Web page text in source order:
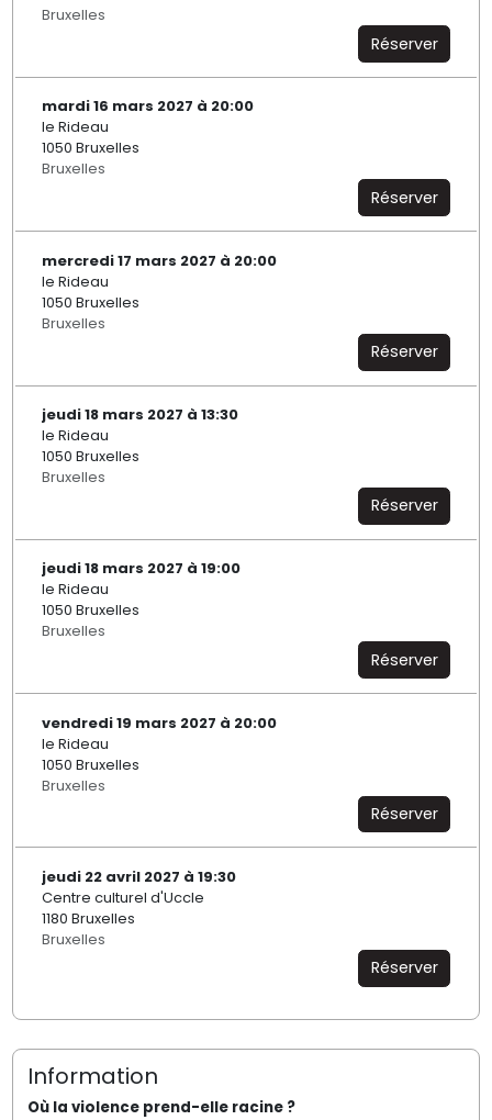
Bruxelles
Réserver
mardi 16 mars 2027 à 20:00
le Rideau
1050 Bruxelles
Bruxelles
Réserver
mercredi 17 mars 2027 à 20:00
le Rideau
1050 Bruxelles
Bruxelles
Réserver
jeudi 18 mars 2027 à 13:30
le Rideau
1050 Bruxelles
Bruxelles
Réserver
jeudi 18 mars 2027 à 19:00
le Rideau
1050 Bruxelles
Bruxelles
Réserver
vendredi 19 mars 2027 à 20:00
le Rideau
1050 Bruxelles
Bruxelles
Réserver
jeudi 22 avril 2027 à 19:30
Centre culturel d'Uccle
1180 Bruxelles
Bruxelles
Réserver
Information
Où la violence prend-elle racine ?